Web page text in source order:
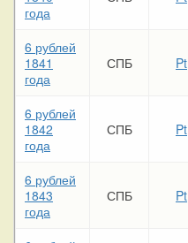
года
6 рублей
1841
года
СПБ Pt
6 рублей
1842
года
СПБ Pt
6 рублей
1843
года
СПБ Pt